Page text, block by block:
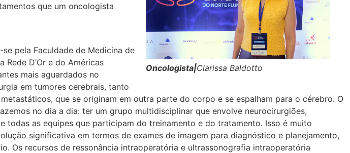
Oncologista|Clarissa Baldotto
que um oncologista
pela Faculdade de Medicina de
D’Or e do Américas
mais aguardados no
em tumores cerebrais, tanto
que se originam em outra parte do corpo e se espalham para o cérebro. O
no dia a dia: ter um grupo multidisciplinar que envolve neurocirurgiões,
todas as equipes que participam do treinamento e do tratamento. Isso é muito
significativa em termos de exames de imagem para diagnóstico e planejamento,
Os recursos de ressonância intraoperatória e ultrassonografia intraoperatória